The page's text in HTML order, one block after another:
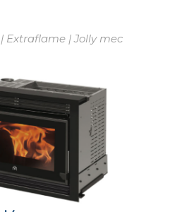
| Extraflame | Jolly mec